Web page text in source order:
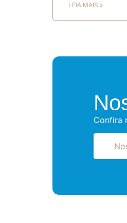
LEIA MAIS »
Confira